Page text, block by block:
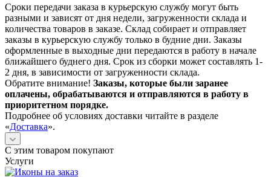
Сроки передачи заказа в курьерскую службу могут быть
разными и зависят от дня недели, загруженности склада и
количества товаров в заказе. Склад собирает и отправляет
заказы в курьерскую службу только в будние дни. Заказы
оформленные в выходные дни передаются в работу в начале
ближайшего буднего дня. Срок из сборки может составлять 1-
2 дня, в зависимости от загруженности склада.
Обратите внимание! Заказы, которые были заранее
оплачены, обрабатываются и отправляются в работу в
приоритетном порядке.
Подробнее об условиях доставки читайте в разделе
«Доставка».
С этим товаром покупают
Услуги